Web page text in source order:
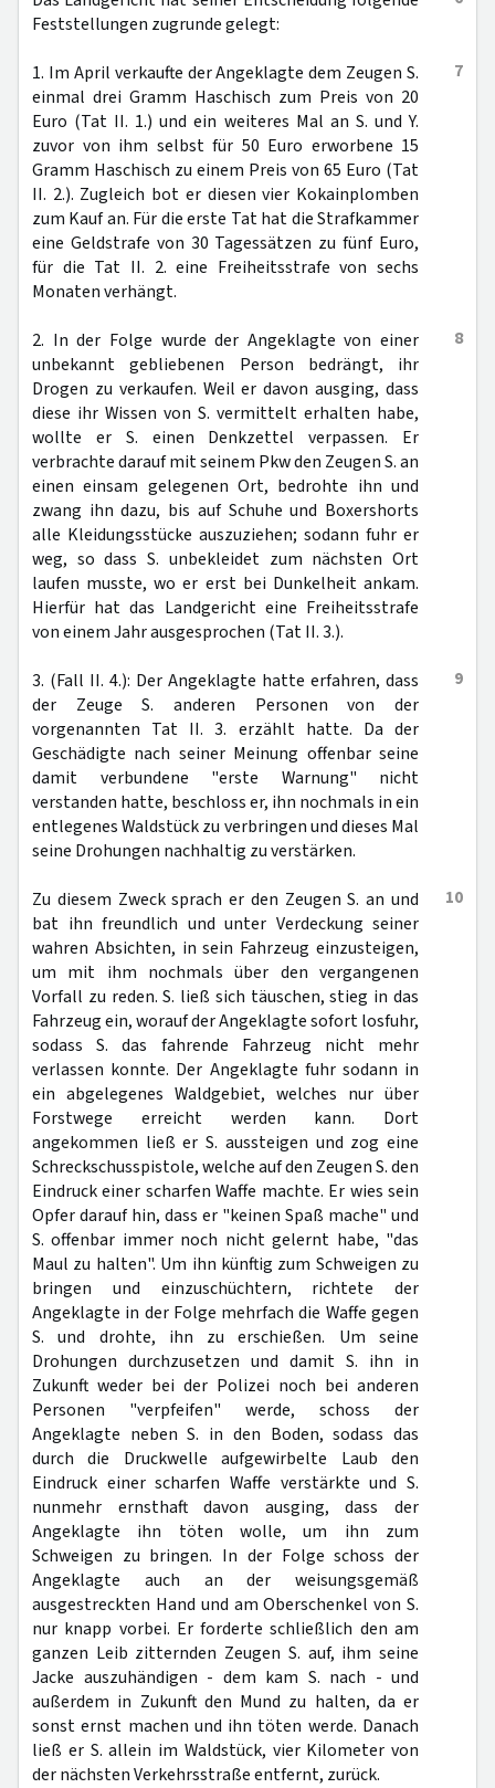
Feststellungen zugrunde gelegt:
7
1. Im April verkaufte der Angeklagte dem Zeugen S.
einmal drei Gramm Haschisch zum Preis von 20
Euro (Tat II. 1.) und ein weiteres Mal an S. und Y.
zuvor von ihm selbst für 50 Euro erworbene 15
Gramm Haschisch zu einem Preis von 65 Euro (Tat
II. 2.). Zugleich bot er diesen vier Kokainplomben
zum Kauf an. Für die erste Tat hat die Strafkammer
eine Geldstrafe von 30 Tagessätzen zu fünf Euro,
für die Tat II. 2. eine Freiheitsstrafe von sechs
Monaten verhängt.
8
2. In der Folge wurde der Angeklagte von einer
unbekannt gebliebenen Person bedrängt, ihr
Drogen zu verkaufen. Weil er davon ausging, dass
diese ihr Wissen von S. vermittelt erhalten habe,
wollte er S. einen Denkzettel verpassen. Er
verbrachte darauf mit seinem Pkw den Zeugen S. an
einen einsam gelegenen Ort, bedrohte ihn und
zwang ihn dazu, bis auf Schuhe und Boxershorts
alle Kleidungsstücke auszuziehen; sodann fuhr er
weg, so dass S. unbekleidet zum nächsten Ort
laufen musste, wo er erst bei Dunkelheit ankam.
Hierfür hat das Landgericht eine Freiheitsstrafe
von einem Jahr ausgesprochen (Tat II. 3.).
9
3. (Fall II. 4.): Der Angeklagte hatte erfahren, dass
der Zeuge S. anderen Personen von der
vorgenannten Tat II. 3. erzählt hatte. Da der
Geschädigte nach seiner Meinung offenbar seine
damit verbundene "erste Warnung" nicht
verstanden hatte, beschloss er, ihn nochmals in ein
entlegenes Waldstück zu verbringen und dieses Mal
seine Drohungen nachhaltig zu verstärken.
10
Zu diesem Zweck sprach er den Zeugen S. an und
bat ihn freundlich und unter Verdeckung seiner
wahren Absichten, in sein Fahrzeug einzusteigen,
um mit ihm nochmals über den vergangenen
Vorfall zu reden. S. ließ sich täuschen, stieg in das
Fahrzeug ein, worauf der Angeklagte sofort losfuhr,
sodass S. das fahrende Fahrzeug nicht mehr
verlassen konnte. Der Angeklagte fuhr sodann in
ein abgelegenes Waldgebiet, welches nur über
Forstwege erreicht werden kann. Dort
angekommen ließ er S. aussteigen und zog eine
Schreckschusspistole, welche auf den Zeugen S. den
Eindruck einer scharfen Waffe machte. Er wies sein
Opfer darauf hin, dass er "keinen Spaß mache" und
S. offenbar immer noch nicht gelernt habe, "das
Maul zu halten". Um ihn künftig zum Schweigen zu
bringen und einzuschüchtern, richtete der
Angeklagte in der Folge mehrfach die Waffe gegen
S. und drohte, ihn zu erschießen. Um seine
Drohungen durchzusetzen und damit S. ihn in
Zukunft weder bei der Polizei noch bei anderen
Personen "verpfeifen" werde, schoss der
Angeklagte neben S. in den Boden, sodass das
durch die Druckwelle aufgewirbelte Laub den
Eindruck einer scharfen Waffe verstärkte und S.
nunmehr ernsthaft davon ausging, dass der
Angeklagte ihn töten wolle, um ihn zum
Schweigen zu bringen. In der Folge schoss der
Angeklagte auch an der weisungsgemäß
ausgestreckten Hand und am Oberschenkel von S.
nur knapp vorbei. Er forderte schließlich den am
ganzen Leib zitternden Zeugen S. auf, ihm seine
Jacke auszuhändigen - dem kam S. nach - und
außerdem in Zukunft den Mund zu halten, da er
sonst ernst machen und ihn töten werde. Danach
ließ er S. allein im Waldstück, vier Kilometer von
der nächsten Verkehrsstraße entfernt, zurück.